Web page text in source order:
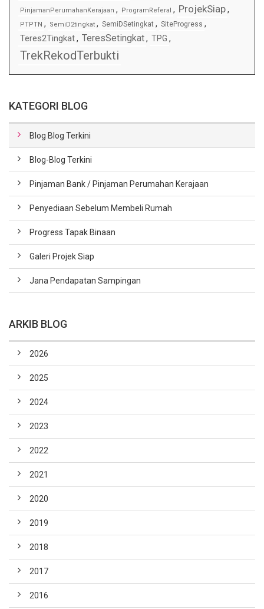
PinjamanPerumahanKerajaan , ProgramReferal , ProjekSiap,
PTPTN , SemiD2tingkat , SemiDSetingkat , SiteProgress ,
Teres2Tingkat, TeresSetingkat, TPG ,
TrekRekodTerbukti
KATEGORI BLOG
Blog Blog Terkini
Blog-Blog Terkini
Pinjaman Bank / Pinjaman Perumahan Kerajaan
Penyediaan Sebelum Membeli Rumah
Progress Tapak Binaan
Galeri Projek Siap
Jana Pendapatan Sampingan
ARKIB BLOG
2026
2025
2024
2023
2022
2021
2020
2019
2018
2017
2016